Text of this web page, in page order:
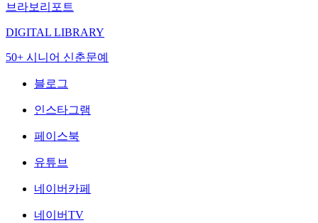
브라보리포트
DIGITAL LIBRARY
50+ 시니어 신춘문예
블로그
인스타그램
페이스북
유튜브
네이버카페
네이버TV